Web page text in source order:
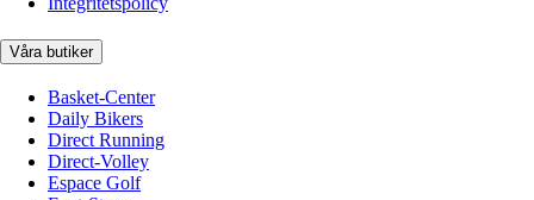
Våra butiker
Basket-Center
Daily Bikers
Direct Running
Direct-Volley
Espace Golf